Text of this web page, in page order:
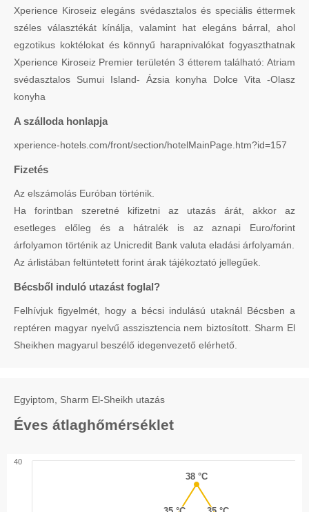
Xperience Kiroseiz elegáns svédasztalos és speciális éttermek
széles választékát kínálja, valamint hat elegáns bárral, ahol
egzotikus koktélokat és könnyű harapnivalókat fogyaszthatnak
Xperience Kiroseiz Premier területén 3 étterem található: Atriam
svédasztalos Sumui Island- Ázsia konyha Dolce Vita -Olasz
konyha
A szálloda honlapja
xperience-hotels.com/front/section/hotelMainPage.htm?id=157
Fizetés
Az elszámolás Euróban történik.
Ha forintban szeretné kifizetni az utazás árát, akkor az
esetleges előleg és a hátralék is az aznapi Euro/forint
árfolyamon történik az Unicredit Bank valuta eladási árfolyamán.
Az árlistában feltüntetett forint árak tájékoztató jellegűek.
Bécsből induló utazást foglal?
Felhívjuk figyelmét, hogy a bécsi indulású utaknál Bécsben a
reptéren magyar nyelvű asszisztencia nem biztosított. Sharm El
Sheikhen magyarul beszélő idegenvezető elérhető.
Egyiptom, Sharm El-Sheikh utazás
Éves átlaghőmérséklet
38 °C
38 °C
40